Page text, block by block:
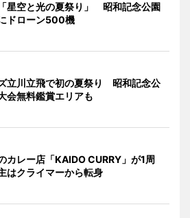
星空と光の夏祭り」 昭和記念公園
ドローン500機
立川立飛で初の夏祭り 昭和記念公
会無料鑑賞エリアも
カレー店「KAIDO CURRY」が1周
クライマーから転身